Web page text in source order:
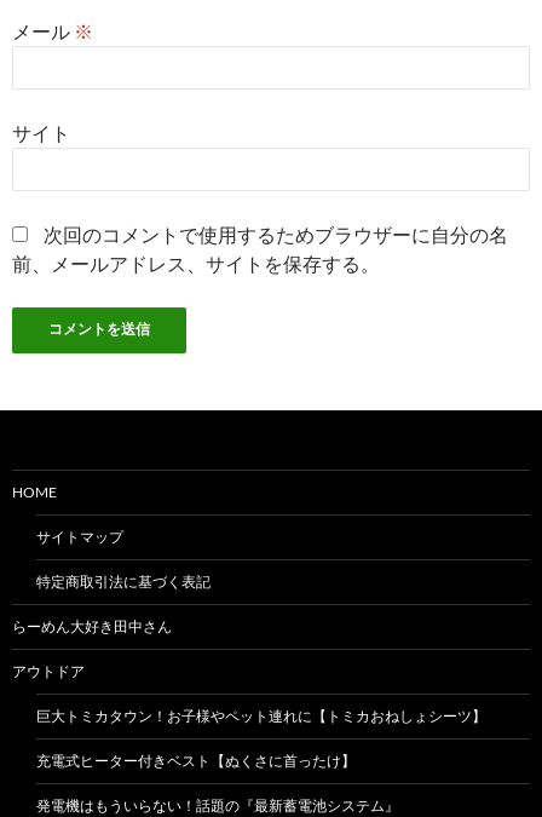
メール ※
サイト
次回のコメントで使用するためブラウザーに自分の名
前、メールアドレス、サイトを保存する。
HOME
サイトマップ
特定商取引法に基づく表記
らーめん大好き田中さん
アウトドア
巨大トミカタウン！お子様やペット連れに【トミカおねしょシーツ】
充電式ヒーター付きベスト【ぬくさに首ったけ】
発電機はもういらない！話題の『最新蓄電池システム』